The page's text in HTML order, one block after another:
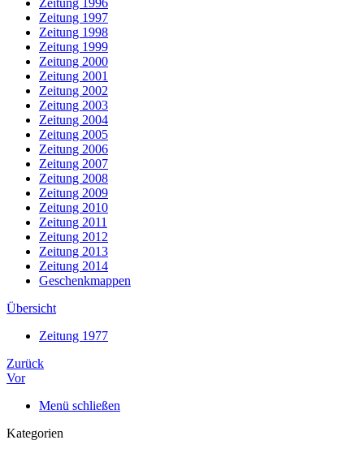
Zeitung 1996
Zeitung 1997
Zeitung 1998
Zeitung 1999
Zeitung 2000
Zeitung 2001
Zeitung 2002
Zeitung 2003
Zeitung 2004
Zeitung 2005
Zeitung 2006
Zeitung 2007
Zeitung 2008
Zeitung 2009
Zeitung 2010
Zeitung 2011
Zeitung 2012
Zeitung 2013
Zeitung 2014
Geschenkmappen
Übersicht
Zeitung 1977
Zurück
Vor
Menü schließen
Kategorien